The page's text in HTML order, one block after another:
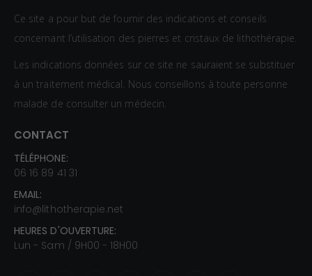
Ce site a pour but de fournir des indications et conseils
concernant l’utilisation des pierres et cristaux de lithothérapie.
Les indications données sur ce site ne sauraient se substituer
à un traitement médical. Nous conseillons à toute personne
malade de consulter un médecin.
CONTACT
TÉLÉPHONE:
06 16 89 41 31
EMAIL:
info@lithotherapie.net
HEURES D'OUVERTURE:
Lun - Sam / 9H00 - 18H00